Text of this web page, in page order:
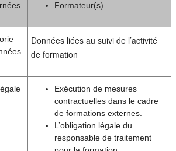
Formateur(s)
Données liées au suivi de l’activité
de formation
Exécution de mesures
contractuelles dans le cadre
de formations externes.
L’obligation légale du
responsable de traitement